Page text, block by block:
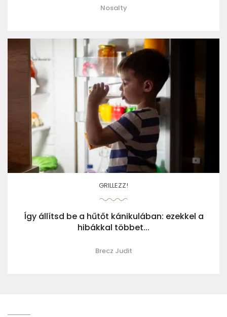
Nosalty
GRILLEZZ!
Így állítsd be a hűtőt kánikulában: ezekkel a
hibákkal többet...
Brecz Judit